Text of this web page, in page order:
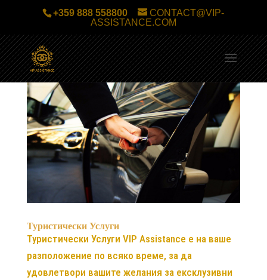
+359 888 558800
CONTACT@VIP-
ASSISTANCE.COM
Туристически Услуги
Туристически Услуги VIP Assistance е на ваше
разположение по всяко време, за да
удовлетвори вашите желания за ексклузивни